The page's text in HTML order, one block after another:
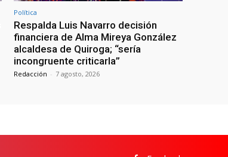
Política
Respalda Luis Navarro decisión
financiera de Alma Mireya González
alcaldesa de Quiroga; “sería
incongruente criticarla”
Redacción - 7 agosto, 2026